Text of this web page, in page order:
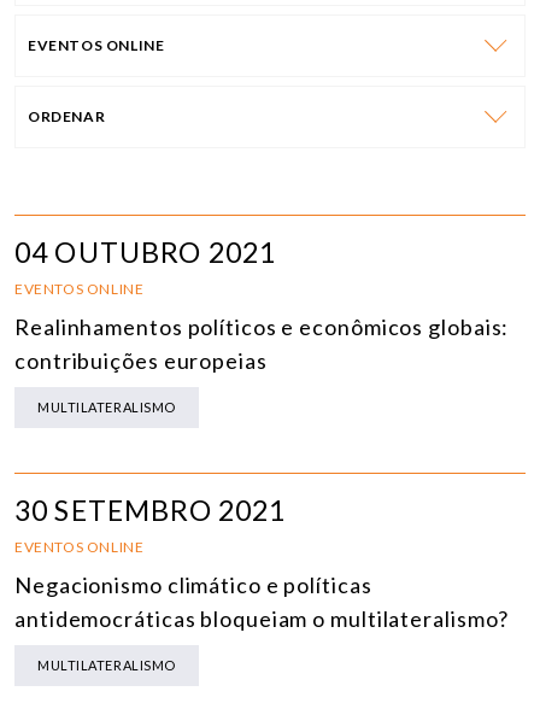
EVENTOS ONLINE
ORDENAR
04 OUTUBRO 2021
EVENTOS ONLINE
Realinhamentos políticos e econômicos globais:
contribuições europeias
MULTILATERALISMO
30 SETEMBRO 2021
EVENTOS ONLINE
Negacionismo climático e políticas
antidemocráticas bloqueiam o multilateralismo?
MULTILATERALISMO